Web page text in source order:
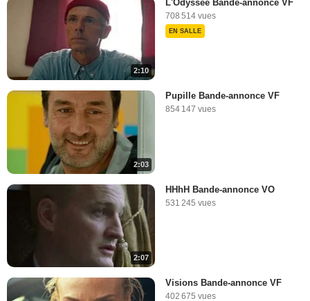
2:10
L'Odyssée Bande-annonce VF
708 514 vues
EN SALLE
2:03
Pupille Bande-annonce VF
854 147 vues
2:07
HHhH Bande-annonce VO
531 245 vues
Visions Bande-annonce VF
402 675 vues